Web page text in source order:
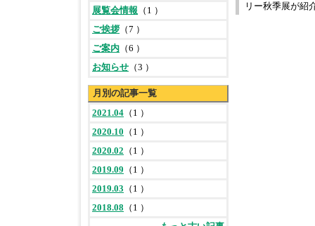
展覧会情報 （1 ）
ご挨拶 （7 ）
ご案内 （6 ）
お知らせ （3 ）
月別の記事一覧
2021.04 （1 ）
2020.10 （1 ）
2020.02 （1 ）
2019.09 （1 ）
2019.03 （1 ）
2018.08 （1 ）
リー秋季展が紹